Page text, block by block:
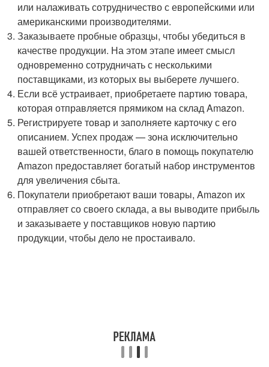
или налаживать сотрудничество с европейскими или
американскими производителями.
Заказываете пробные образцы, чтобы убедиться в
качестве продукции. На этом этапе имеет смысл
одновременно сотрудничать с несколькими
поставщиками, из которых вы выберете лучшего.
Если всё устраивает, приобретаете партию товара,
которая отправляется прямиком на склад Amazon.
Регистрируете товар и заполняете карточку с его
описанием. Успех продаж — зона исключительно
вашей ответственности, благо в помощь покупателю
Amazon предоставляет богатый набор инструментов
для увеличения сбыта.
Покупатели приобретают ваши товары, Amazon их
отправляет со своего склада, а вы выводите прибыль
и заказываете у поставщиков новую партию
продукции, чтобы дело не простаивало.